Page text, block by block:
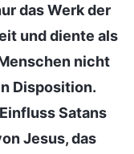
das Werk der
und diente als
nicht
Disposition.
Satans
Jesus, das